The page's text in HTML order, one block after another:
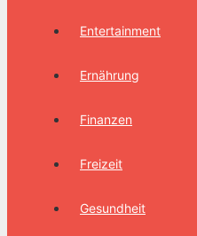
Entertainment
Ernährung
Finanzen
Freizeit
Gesundheit